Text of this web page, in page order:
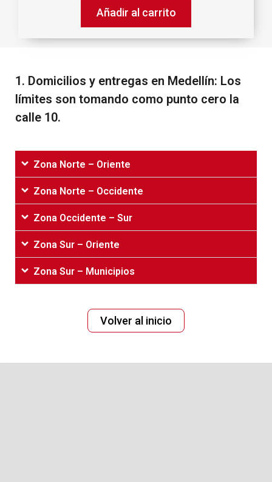
Añadir al carrito
1.‌ ‌Domicilios‌ ‌y‌ ‌entregas‌ ‌en‌ ‌Medellín:‌ ‌Los‌
‌límites‌ ‌son‌ ‌tomando‌ ‌como‌ ‌punto‌ ‌cero‌ ‌la‌
‌calle‌ ‌10.‌
Zona Norte – Oriente
Zona Norte – Occidente
Zona Occidente – Sur
Zona Sur – Oriente
Zona Sur – Municipios
Volver‌ ‌al‌ ‌inicio